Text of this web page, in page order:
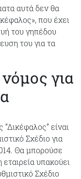
αυτά δεν θα
που έχει
του γηπέδου
του για τα
για
είναι
Σχέδιο για
Θα μπορούσε
υπακούει
Σχέδιο